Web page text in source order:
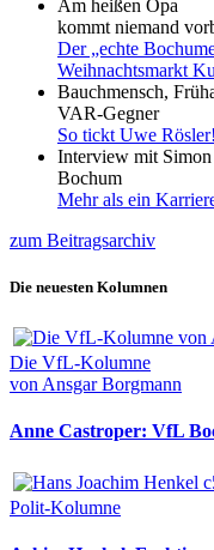
Am heißen Opa
kommt niemand
Der „echte
Weihnachtsmarkt
Bauchmensch,
VAR-Gegner
So tickt Uwe Rösler!
Interview mit
Bochum
Mehr als ein
zum Beitragsarchiv
Die neuesten Kolumnen
Die VfL-Kolumne
von Ansgar Borgmann
Anne Castroper: VfL
Polit-Kolumne